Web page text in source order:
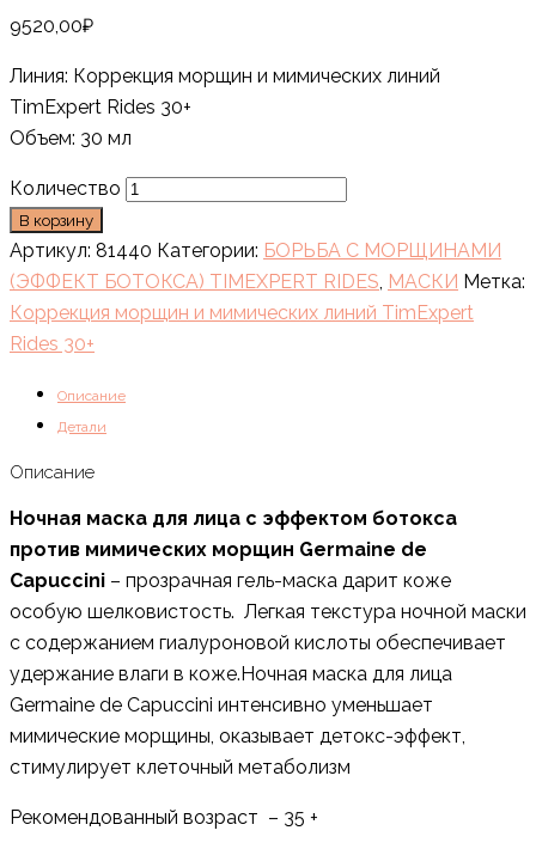
9520,00₽
Линия: Коррекция морщин и мимических линий
TimExpert Rides 30+
Объем: 30 мл
Количество
В корзину
Артикул: 81440 Категории: БОРЬБА С МОРЩИНАМИ
(ЭФФЕКТ БОТОКСА) TIMEXPERT RIDES, МАСКИ Метка:
Коррекция морщин и мимических линий TimExpert
Rides 30+
Описание
Детали
Описание
Ночная маска для лица с эффектом ботокса
против мимических морщин Germaine de
Capuccini – прозрачная гель-маска дарит коже
особую шелковистость. Легкая текстура ночной маски
с содержанием гиалуроновой кислоты обеспечивает
удержание влаги в коже.Ночная маска для лица
Germaine de Capuccini интенсивно уменьшает
мимические морщины, оказывает детокс-эффект,
стимулирует клеточный метаболизм
Рекомендованный возраст – 35 +